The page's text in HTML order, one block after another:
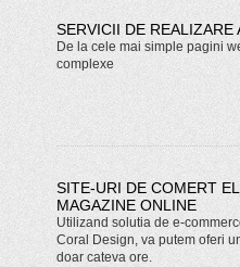
personalizata!
SERVICII DE REALIZARE
De la cele mai simple pagini
complexe
SITE-URI DE COMERT
MAGAZINE ONLINE
Utilizand solutia de e-
Coral Design, va putem oferi
doar cateva ore.